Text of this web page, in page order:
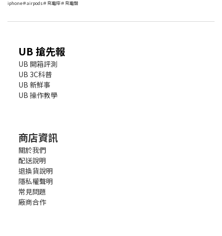
iphone＃airpods＃充電座＃充電盤
UB 搶先報
UB 開箱評測
UB 3C科普
UB 新鮮事
UB 操作教學
商店資訊
關於我們
配送說明
退換貨說明
隱私權聲明
常見問題
廠商合作